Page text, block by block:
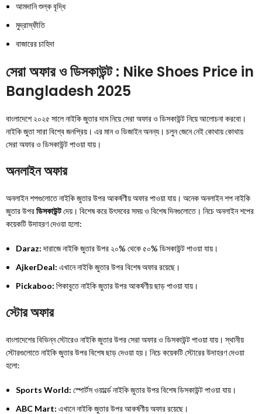
আমদানি শুল্ক বৃদ্ধি
মুদ্রাস্ফীতি
বাজারের চাহিদা
সেরা অফার ও ডিসকাউন্ট : Nike Shoes Price in
Bangladesh 2025
বাংলাদেশে ২০২৫ সালে নাইকি জুতার দাম নিয়ে সেরা অফার ও ডিসকাউন্ট নিয়ে আলোচনা করবো।
নাইকি জুতা সারা বিশ্বে জনপ্রিয়। এর মান ও ডিজাইন অনন্য। চলুন জেনে নেই কোথায় কোথায়
সেরা অফার ও ডিসকাউন্ট পাওয়া যায়।
অনলাইন অফার
অনলাইন শপগুলোতে নাইকি জুতার উপর আকর্ষণীয় অফার পাওয়া যায়। অনেক অনলাইন শপ নাইকি
জুতার উপরডিসকাউন্টদেয়। বিশেষ করে উৎসবের সময় ও বিশেষ দিনগুলোতে। নিচে অনলাইন শপের
কয়েকটি উদাহরণ দেওয়া হলো:
Daraz:দারাজে নাইকি জুতার উপর ২০% থেকে ৫০% ডিসকাউন্ট পাওয়া যায়।
AjkerDeal: এখানে নাইকি জুতার উপর বিশেষ অফার রয়েছে।
Pickaboo: পিকাবুতে নাইকি জুতার উপর আকর্ষণীয় ছাড় পাওয়া যায়।
স্টোর অফার
বাংলাদেশের বিভিন্ন স্টোরেও নাইকি জুতার উপর সেরা অফার ও ডিসকাউন্ট পাওয়া যায়। স্থানীয়
স্টোরগুলোতে নাইকি জুতার উপর বিশেষ ছাড় দেওয়া হয়। নিচে কয়েকটি স্টোরের উদাহরণ দেওয়া
হলো:
Sports World: স্পোর্টস ওয়ার্ল্ডে নাইকি জুতার উপর বিশেষ ডিসকাউন্ট পাওয়া যায়।
ABC Mart: এখানে নাইকি জুতার উপর আকর্ষণীয় অফার রয়েছে।